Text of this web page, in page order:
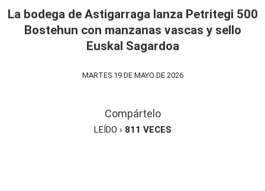
La bodega de Astigarraga lanza Petritegi 500
Bostehun con manzanas vascas y sello
Euskal Sagardoa
MARTES 19 DE MAYO DE 2026
Compártelo
LEÍDO › 811 VECES